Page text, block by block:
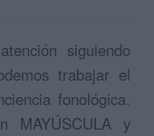
siguiendo
trabajar el
fonológica.
MAYÚSCULA y